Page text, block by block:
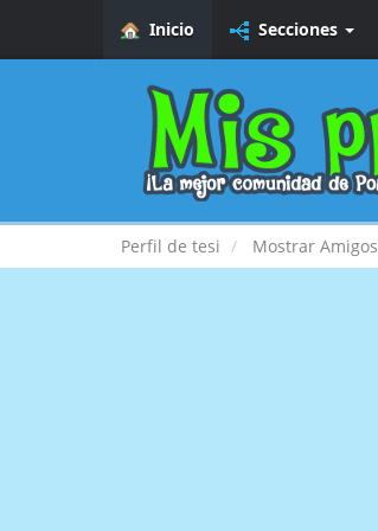
Inicio Secciones
Perfil de tesi Mostrar Amigos